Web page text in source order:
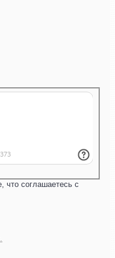
что соглашаетесь с